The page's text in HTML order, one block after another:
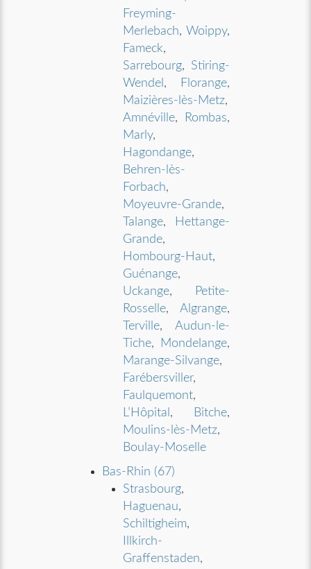
Freyming-
Merlebach, Woippy,
Fameck,
Sarrebourg, Stiring-
Wendel , Florange,
Maizières-lès-Metz,
Amnéville, Rombas,
Marly,
Hagondange,
Behren-lès-
Forbach,
Moyeuvre-Grande,
Talange,
Hettange-
Grande,
Hombourg-Haut,
Guénange,
Uckange,
Petite-
Rosselle, Algrange,
Terville, Audun-le-
Tiche, Mondelange,
Marange-Silvange,
Farébersviller,
Faulquemont,
L’Hôpital , Bitche,
Moulins-lès-Metz,
Boulay-Moselle
Bas-Rhin (67)
Strasbourg,
Haguenau,
Schiltigheim,
Illkirch-
Graffenstaden,